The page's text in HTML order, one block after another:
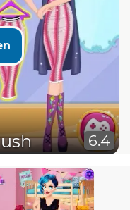
6.4